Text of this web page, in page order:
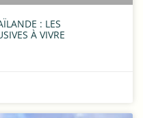
: LES
À VIVRE